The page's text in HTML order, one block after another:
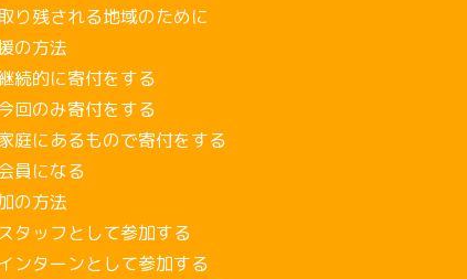
される地域のために
の方法
に寄付をする
み寄付をする
あるもので寄付をする
になる
の方法
フとして参加する
ーンとして参加する